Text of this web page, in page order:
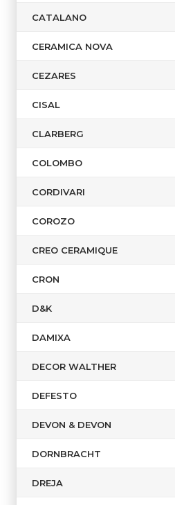
CATALANO
CERAMICA NOVA
CEZARES
CISAL
CLARBERG
COLOMBO
CORDIVARI
COROZO
CREO CERAMIQUE
CRON
D&K
DAMIXA
DECOR WALTHER
DEFESTO
DEVON & DEVON
DORNBRACHT
DREJA